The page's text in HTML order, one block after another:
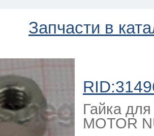
Запчасти в
Гайка
MOTOR